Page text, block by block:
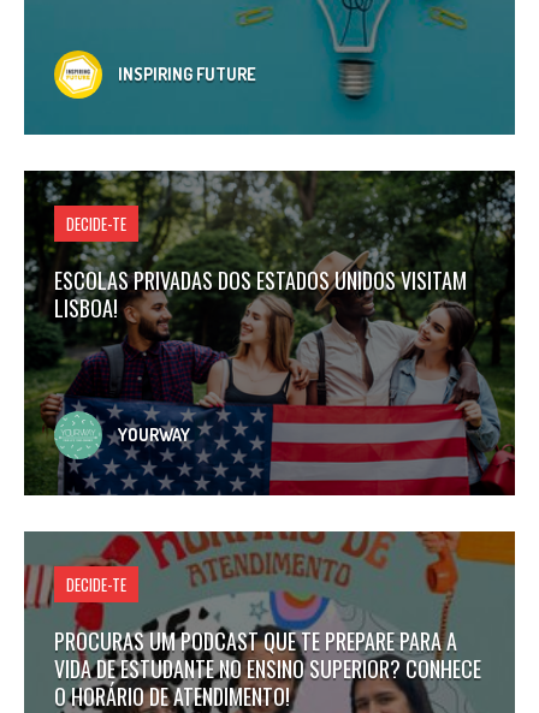
INSPIRING FUTURE
DECIDE-TE
ESCOLAS PRIVADAS DOS ESTADOS UNIDOS VISITAM
LISBOA!
YOURWAY
DECIDE-TE
PROCURAS UM PODCAST QUE TE PREPARE PARA A
VIDA DE ESTUDANTE NO ENSINO SUPERIOR? CONHECE
O HORÁRIO DE ATENDIMENTO!